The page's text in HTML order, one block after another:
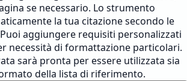
se necessario. Lo strumento
la tua citazione secondo le
Puoi aggiungere requisiti personalizzati
necessità di formattazione particolari.
sarà pronta per essere utilizzata sia
della lista di riferimento.